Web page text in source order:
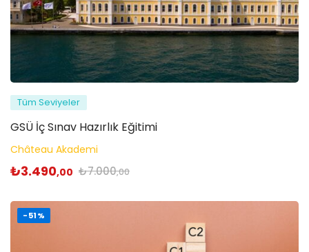
Tüm Seviyeler
GSÜ İç Sınav Hazırlık Eğitimi
Château Akademi
₺3.490,00 ₺7.000,00
-51%